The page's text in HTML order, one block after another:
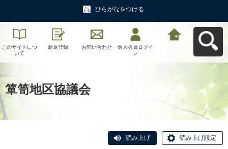
ひらがなをつける
このサイトにつ
いて
新規登録 お問い合わせ
個人会員ログイ
ン
箪笥地区協議会
読み上げ 読み上げ設定